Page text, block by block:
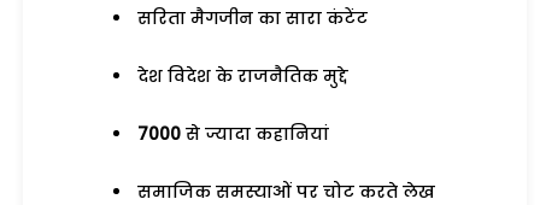
सरिता मैगजीन का सारा कंटेंट
देश विदेश के राजनैतिक मुद्दे
7000 से ज्यादा कहानियां
समाजिक समस्याओं पर चोट करते लेख